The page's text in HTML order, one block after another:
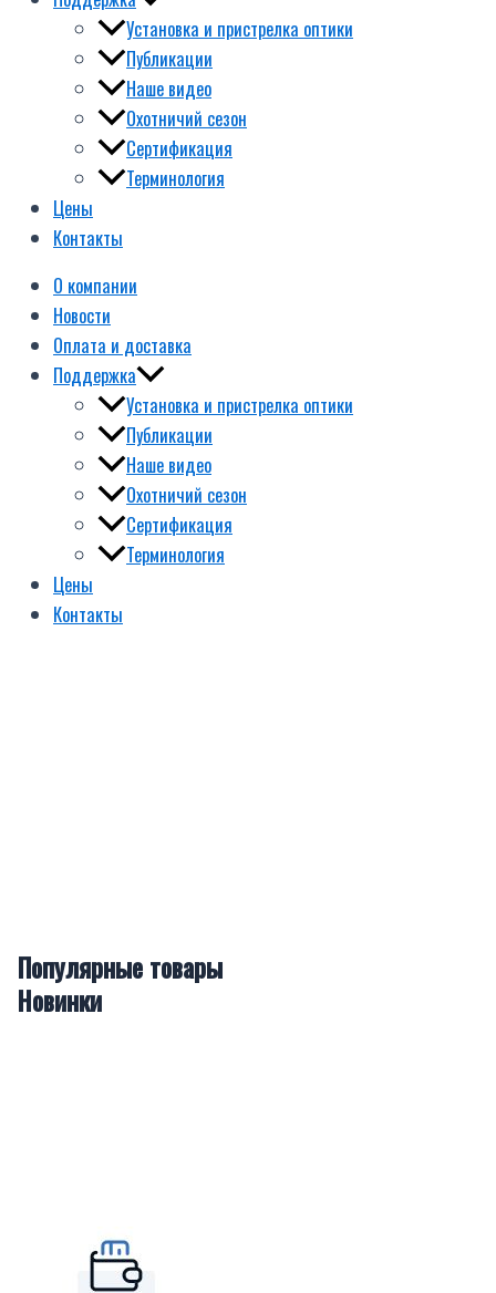
Установка и пристрелка оптики
Публикации
Наше видео
Охотничий сезон
Сертификация
Терминология
Цены
Контакты
О компании
Новости
Оплата и доставка
Поддержка
Установка и пристрелка оптики
Публикации
Наше видео
Охотничий сезон
Сертификация
Терминология
Цены
Контакты
Популярные товары
Новинки